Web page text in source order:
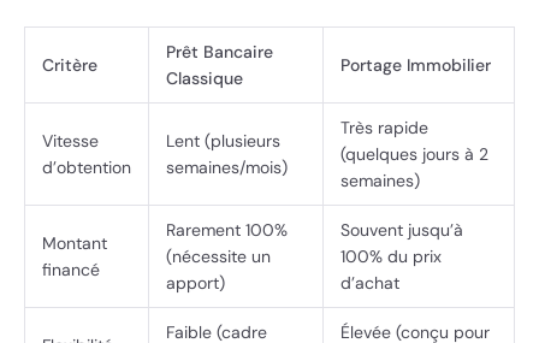
Critère
Prêt Bancaire
Classique
Portage Immobilier
Vitesse
d’obtention
Lent (plusieurs
semaines/mois)
Très rapide
(quelques jours à 2
semaines)
Montant
financé
Rarement 100%
(nécessite un
apport)
Souvent jusqu’à
100% du prix
d’achat
Faible (cadre
Élevée (conçu pour